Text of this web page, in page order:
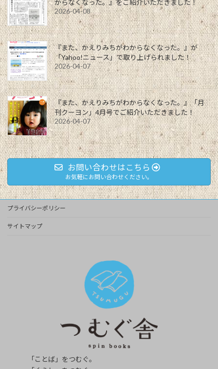
からなくなった。』をご紹介いただきました！
2026-04-08
『また、かえりみちがわからなくなった。』が
「Yahoo!ニュース」で取り上げられました！
2026-04-07
『また、かえりみちがわからなくなった。』「月
刊クーヨン」4月号でご紹介いただきました！
2026-04-07
お問い合わせはこちら
お気軽にお問い合わせください。
プライバシーポリシー
サイトマップ
「ことば」をつむぐ。